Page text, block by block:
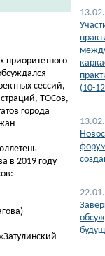
приоритетного
сессий,
ТОСов,
города
в 2019 году
—
(10-